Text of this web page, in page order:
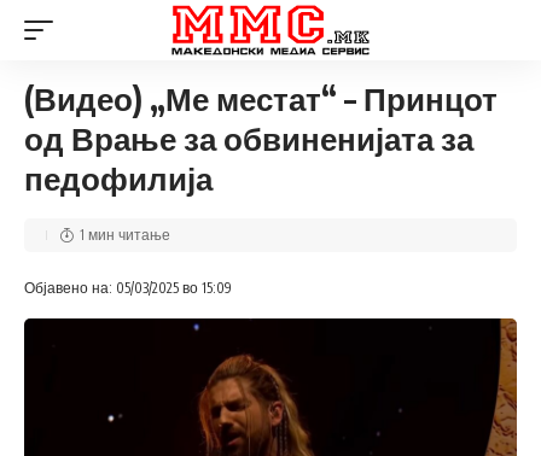
(Видео) „Ме местат“ – Принцот
од Врање за обвиненијата за
педофилија
Објавено на: 05/03/2025 во 15:09
1 мин читање